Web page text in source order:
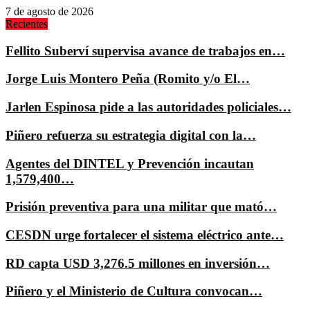
7 de agosto de 2026
Recientes
Fellito Suberví supervisa avance de trabajos en…
Jorge Luis Montero Peña (Romito y/o El…
Jarlen Espinosa pide a las autoridades policiales…
Piñero refuerza su estrategia digital con la…
Agentes del DINTEL y Prevención incautan
1,579,400…
Prisión preventiva para una militar que mató…
CESDN urge fortalecer el sistema eléctrico ante…
RD capta USD 3,276.5 millones en inversión…
Piñero y el Ministerio de Cultura convocan…